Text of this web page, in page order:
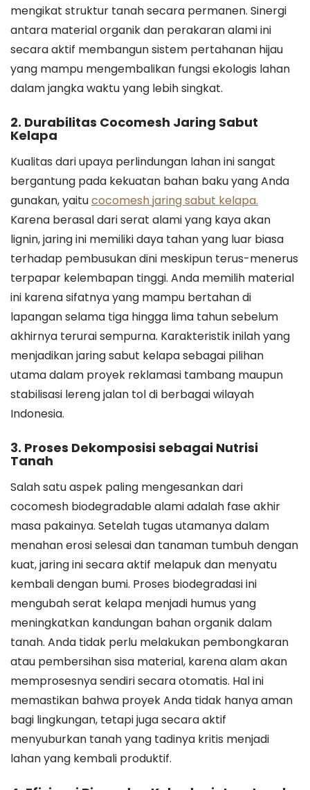
mengikat struktur tanah secara permanen. Sinergi
antara material organik dan perakaran alami ini
secara aktif membangun sistem pertahanan hijau
yang mampu mengembalikan fungsi ekologis lahan
dalam jangka waktu yang lebih singkat.
2. Durabilitas Cocomesh Jaring Sabut
Kelapa
Kualitas dari upaya perlindungan lahan ini sangat
bergantung pada kekuatan bahan baku yang Anda
gunakan, yaitucocomesh jaring sabut kelapa.
Karena berasal dari serat alami yang kaya akan
lignin, jaring ini memiliki daya tahan yang luar biasa
terhadap pembusukan dini meskipun terus-menerus
terpapar kelembapan tinggi. Anda memilih material
ini karena sifatnya yang mampu bertahan di
lapangan selama tiga hingga lima tahun sebelum
akhirnya terurai sempurna. Karakteristik inilah yang
menjadikan jaring sabut kelapa sebagai pilihan
utama dalam proyek reklamasi tambang maupun
stabilisasi lereng jalan tol di berbagai wilayah
Indonesia.
3. Proses Dekomposisi sebagai Nutrisi
Tanah
Salah satu aspek paling mengesankan dari
cocomesh biodegradable alami adalah fase akhir
masa pakainya. Setelah tugas utamanya dalam
menahan erosi selesai dan tanaman tumbuh dengan
kuat, jaring ini secara aktif melapuk dan menyatu
kembali dengan bumi. Proses biodegradasi ini
mengubah serat kelapa menjadi humus yang
meningkatkan kandungan bahan organik dalam
tanah. Anda tidak perlu melakukan pembongkaran
atau pembersihan sisa material, karena alam akan
memprosesnya sendiri secara otomatis. Hal ini
memastikan bahwa proyek Anda tidak hanya aman
bagi lingkungan, tetapi juga secara aktif
menyuburkan tanah yang tadinya kritis menjadi
lahan yang kembali produktif.